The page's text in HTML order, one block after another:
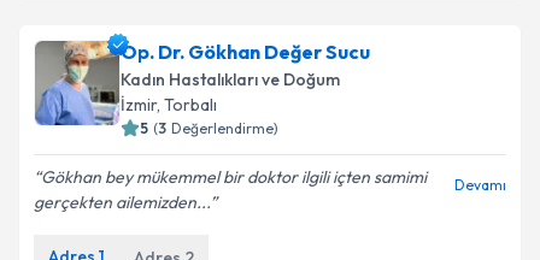
Takvim Talebini Gönder
Op. Dr. Sinan Kızılkayaiçin randevu takvimi talebi
oluşturun. Size bu uzmandan randevu almanız için bir
takvim hazırlandığında e-posta ile bilgilendireceğiz.
Op. Dr. Gökhan Değer Sucu
Kadın Hastalıkları ve Doğum
İzmir, Torbalı
5 (3 Değerlendirme)
Gökhan bey mükemmel bir doktor ilgili içten samimi
gerçekten ailemizden...
Devamı